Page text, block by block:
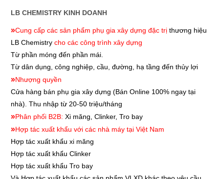
LB CHEMISTRY KINH DOANH
»Cung cấp các sản phẩm phụ gia xây dựng đặc trị thương hiệu
LB Chemistrycho các công trình xây dựng
Từ phần móng đến phần mái.
Từ dân dụng, công nghiệp, cầu, đường, hạ tầng đến thủy lợi
»Nhượng quyền
Cửa hàng bán phụ gia xây dựng (Bán Online 100% ngay tại
nhà). Thu nhập từ 20-50 triệu/tháng
»Phân phối B2B: Xi măng, Clinker, Tro bay
»Hợp tác xuất khẩu với các nhà máy tại Việt Nam
Hợp tác xuất khẩu xi măng
Hợp tác xuất khẩu Clinker
Hợp tác xuất khẩu Tro bay